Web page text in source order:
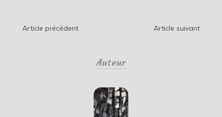
Navigation
Article précédent Article suivant
Auteur